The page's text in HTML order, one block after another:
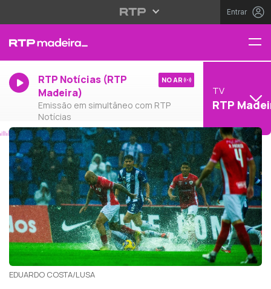
Entrar
RTP Notícias (RTP
Madeira)
Emissão em simultâneo com RTP
Notícias
NO AR
TV
RTP
EDUARDO COSTA/LUSA